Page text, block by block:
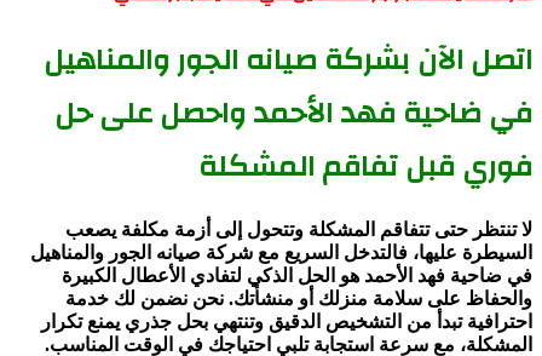
اتصل الآن بشركة صيانه الجور والمناهيل
في ضاحية فهد الأحمد واحصل على حل
فوري قبل تفاقم المشكلة
لا تنتظر حتى تتفاقم المشكلة وتتحول إلى أزمة مكلفة يصعب
السيطرة عليها، فالتدخل السريع مع شركة صيانه الجور والمناهيل
في ضاحية فهد الأحمد هو الحل الذكي لتفادي الأعطال الكبيرة
والحفاظ على سلامة منزلك أو منشأتك. نحن نضمن لك خدمة
احترافية تبدأ من التشخيص الدقيق وتنتهي بحل جذري يمنع تكرار
المشكلة، مع سرعة استجابة تلبي احتياجك في الوقت المناسب.